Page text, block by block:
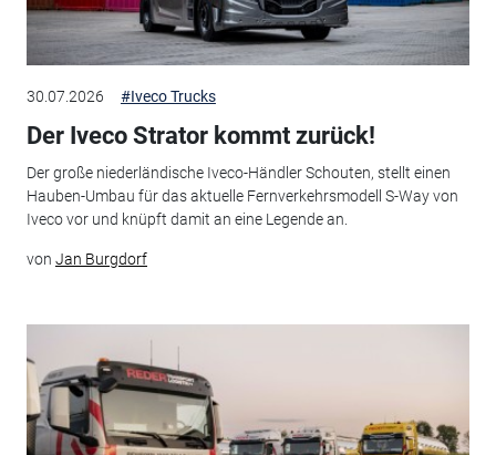
30.07.2026 #Iveco Trucks
Der Iveco Strator kommt zurück!
Der große niederländische Iveco-Händler Schouten, stellt einen
Hauben-Umbau für das aktuelle Fernverkehrsmodell S-Way von
Iveco vor und knüpft damit an eine Legende an.
von Jan Burgdorf